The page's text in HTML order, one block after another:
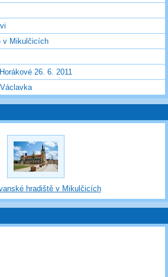
v Mikulčicích
26. 6. 2011
hradiště v Mikulčicích